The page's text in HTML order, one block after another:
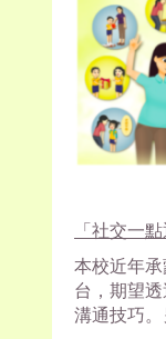
「社交一
本校近年
台，期望
溝通技巧